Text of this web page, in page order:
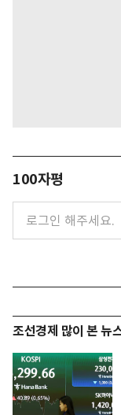
100자평
조선경제 많이 본 뉴